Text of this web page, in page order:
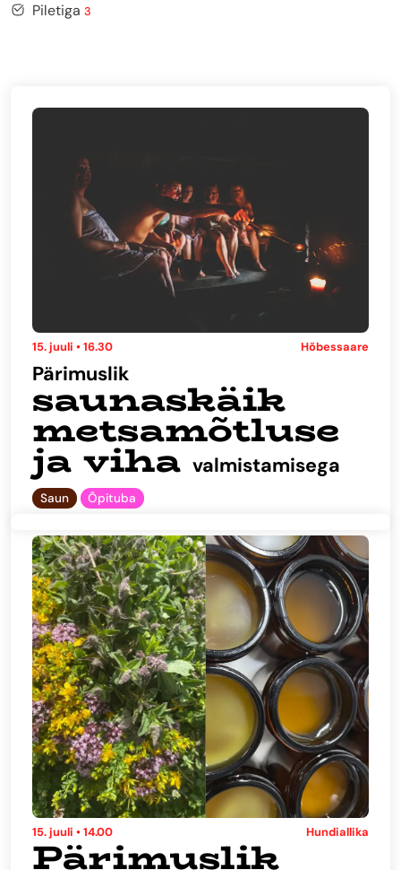
Piletiga 3
15. juuli • 16.30 Hõbessaare
Pärimuslik
saunaskäik
metsamõtluse
ja viha valmistamisega
Saun Õpituba
15. juuli • 14.00 Hundiallika
Pärimuslik